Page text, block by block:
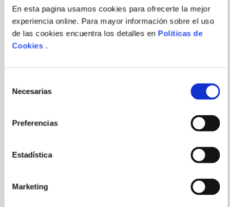
En esta pagina usamos cookies para ofrecerte la mejor
experiencia online. Para mayor información sobre el uso
de las cookies encuentra los detalles en Politicas de
Cookies.
Necesarias
Preferencias
Estadística
Marketing
ENVIAR
COMENTARIO
FUSE; TAIKI
KAWAKAMI
LA VEZ QUE REENCARNE EN
SLIME N.9
AKIRA TORIYAMA
DRAGON BALL N.21
VISTE
VER TODOS